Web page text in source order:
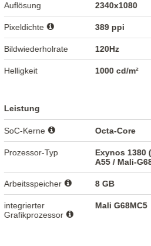
Auflösung 2340x1080
Pixeldichte 389 ppi
Bildwiederholrate 120Hz
Helligkeit 1000 cd/m²
Leistung
SoC-Kerne Octa-Core
Prozessor-Typ
Exynos 1380
A55 / Mali-
Arbeitsspeicher 8 GB
integrierter
Grafikprozessor
Mali G68MC5